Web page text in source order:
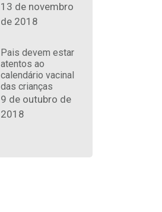
13 de novembro
de 2018
Pais devem estar
atentos ao
calendário vacinal
das crianças
9 de outubro de
2018